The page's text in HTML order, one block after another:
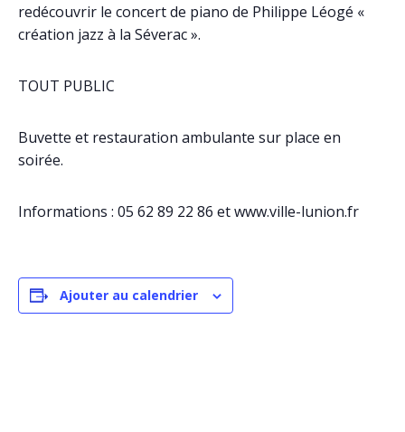
redécouvrir le concert de piano de Philippe Léogé «
création jazz à la Séverac ».
TOUT PUBLIC
Buvette et restauration ambulante sur place en
soirée.
Informations : 05 62 89 22 86 et www.ville-lunion.fr
Ajouter au calendrier